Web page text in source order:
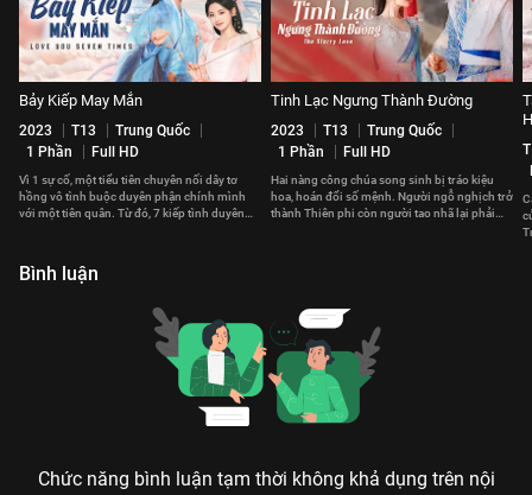
Bảy Kiếp May Mắn
2023 T13
Trung Quốc
1 Phần
Full HD
Vì 1 sự cố, một tiểu tiên chuyên nối dây tơ
hồng vô tình buộc duyên phận chính mình
với một tiên quân. Từ đó, 7 kiếp tình duyên
Tinh Lạc Ngưng Thành Đường
2023 T13
Trung Quốc
1 Phần
Full HD
Hai nàng công chúa song sinh bị tráo kiệu
hoa, hoán đổi số mệnh. Người ngỗ nghịch trở
thành Thiên phi còn người tao nhã lại phải
Bình luận
Chức năng bình luận tạm thời không khả dụng trên nội